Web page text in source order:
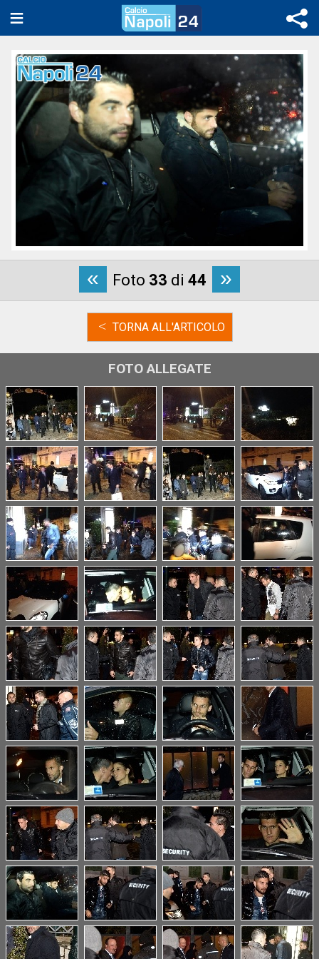
« Foto 33 di 44 »
< TORNA ALL'ARTICOLO
FOTO ALLEGATE